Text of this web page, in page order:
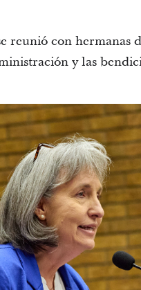
reunió con hermanas
y las